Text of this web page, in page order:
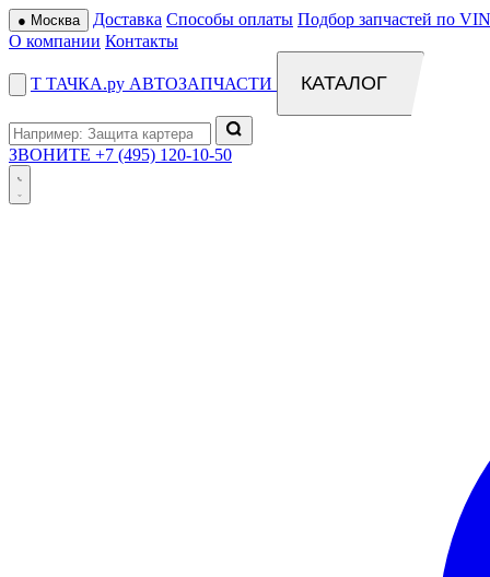
● Москва Доставка Способы оплаты Подбор запчастей по
О компании Контакты
Т ТАЧКА.ру АВТОЗАПЧАСТИ КАТАЛОГ
ЗВОНИТЕ +7 (495) 120-10-50